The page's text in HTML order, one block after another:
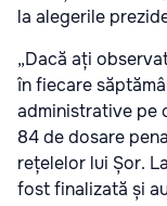
la alegerile
„Dacă ați
în fiecare
administrative pe
84 de dosare
rețelelor lui Șor.
fost finalizată și